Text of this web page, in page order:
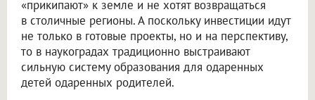
«прикипают» к земле и не хотят возвращаться
в столичные регионы. А поскольку инвестиции идут
не только в готовые проекты, но и на перспективу,
то в наукоградах традиционно выстраивают
сильную систему образования для одаренных
детей одаренных родителей.